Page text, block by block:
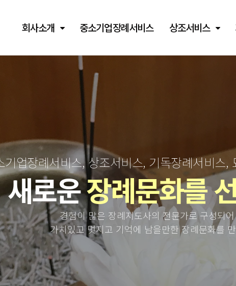
회사소개 중소기업장례서비스 상조서비스
기업장례서비스, 상조서비스, 기독장례서비스,
새로운장례문화를
경험이 많은 장례지도사의 전문가로 구성되
가치있고 멋지고 기억에 남을만한 장례문화를